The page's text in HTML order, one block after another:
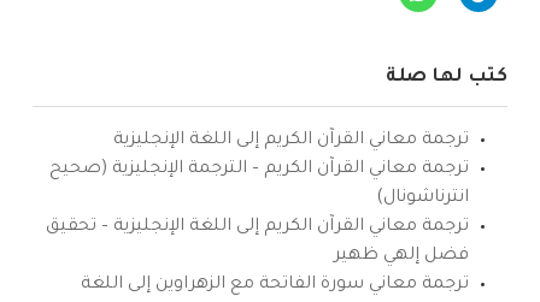
كتب لها صلة
ترجمة معاني القرآن الكريم إلى اللغة الإنجليزية
ترجمة معاني القرآن الكريم – الترجمة الإنجليزية (صحيح
انترناشونال)
ترجمة معاني القرآن الكريم إلى اللغة الإنجليزية – تحقيق
فضل إلهي ظهير
ترجمة معاني سورة الفاتحة مع الزهراوين إلى اللغة